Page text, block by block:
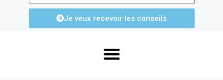
Je veux recevoir les conseils